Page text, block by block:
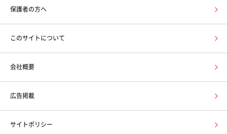
保護者の方へ
このサイトについて
会社概要
広告掲載
サイトポリシー